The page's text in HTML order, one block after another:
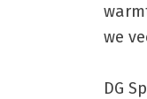
we
DG